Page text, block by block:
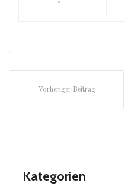
Vorheriger Beitrag
Kategorien